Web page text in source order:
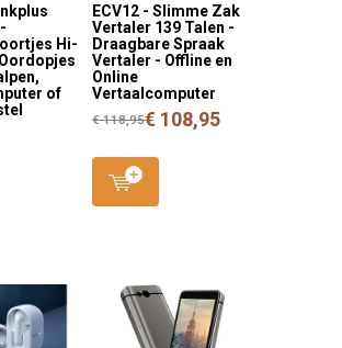
Hi-
of
ECV12 - Slimme Zak
Vertaler 139 Talen -
Draagbare Spraak
Vertaler - Offline en
Online
Vertaalcomputer
€ 118,95€ 108,95